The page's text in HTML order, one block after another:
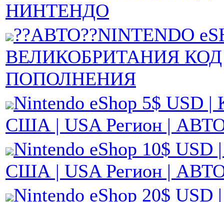
НИНТЕНДО
??АВТО??NINTENDO
ВЕЛИКОБРИТАНИЯ КОД
ПОПОЛНЕНИЯ
Nintendo eShop 5$ USD |
США | USA Регион |
Nintendo eShop 10$ USD
США | USA Регион |
Nintendo eShop 20$ USD